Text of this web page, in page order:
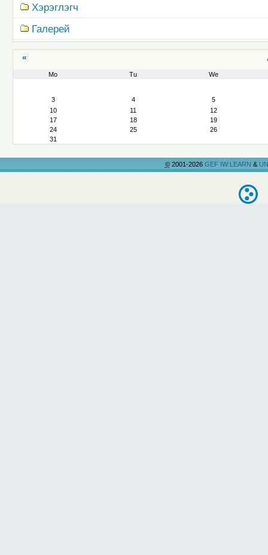
Хэрэглэгч
Галерей
«
Mo Tu We
3 4
5
10
11
12
17
18
19
24
25
26
31
©2001-2026 GEF IW:LEARN &